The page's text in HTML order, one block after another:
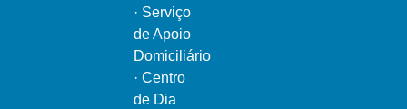
· Serviço
de Apoio
Domiciliário
· Centro
de Dia